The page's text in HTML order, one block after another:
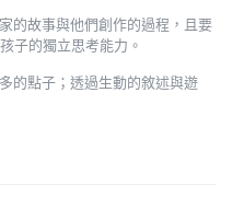
的故事與他們創作的過程，且要
子的獨立思考能力。
的點子；透過生動的敘述與遊